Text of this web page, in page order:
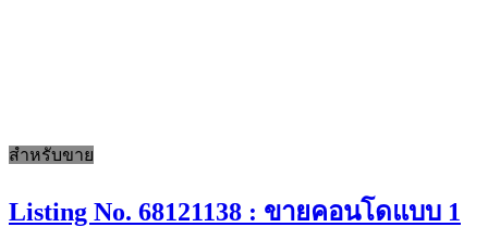
สำหรับขาย
Listing No. 68121138 : ขายคอนโดแบบ 1